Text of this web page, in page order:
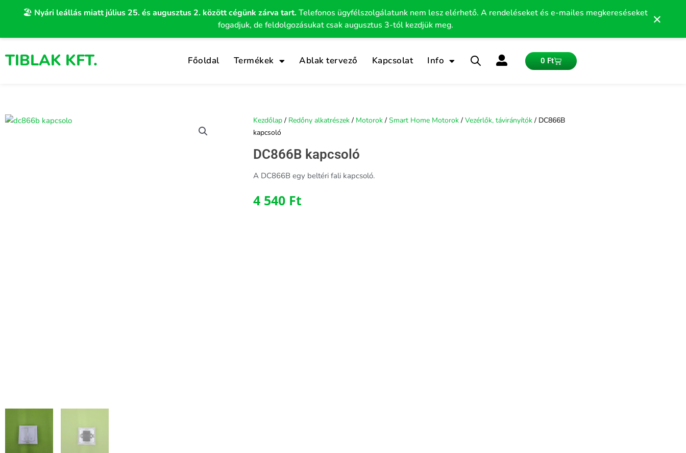
🏖️ Nyári leállás miatt július 25. és augusztus 2. között cégünk zárva tart.Telefonos ügyfélszolgálatunk nem lesz elérhető. A rendeléseket és e-mailes megkereséseket
fogadjuk, de feldolgozásukat csak augusztus 3-tól kezdjük meg.
×
TIBLAK KFT. Főoldal Termékek Ablak tervező Kapcsolat Info 0 FtKosár
Kezdőlap / Redőny alkatrészek / Motorok / Smart Home Motorok / Vezérlők, távirányítók / DC866B
kapcsoló
DC866B kapcsoló
A DC866B egy beltéri fali kapcsoló.
4 540 Ft